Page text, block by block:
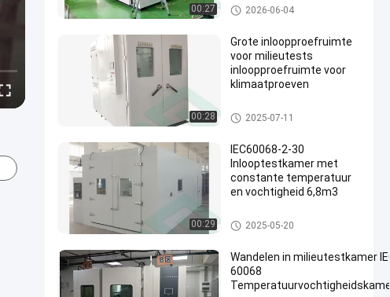
00:27 Gang in Milieutestkamer
2026-06-04
00:28
Grote inloopproefruimte
voor milieutests
inloopproefruimte voor
klimaatproeven
Gang in Milieutestkamer
2025-07-11
00:29
IEC60068-2-30
Inlooptestkamer met
constante temperatuur
en vochtigheid 6,8m3
Gang in Milieutestkamer
2025-05-20
Wandelen in milieutestkamer
60068